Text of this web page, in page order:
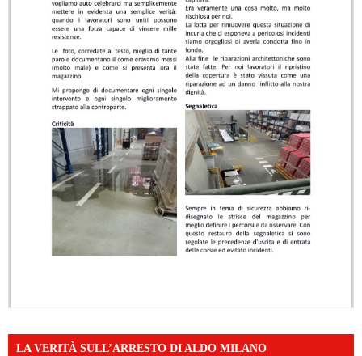
LA VERITÀ SULL’ARRESTO DI ALDO MILANO